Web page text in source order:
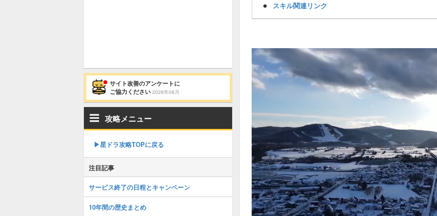
スキル関連リンク
サイト改善のアンケートに
ご協力ください 2026年08月
攻略メニュー
▶︎星ドラ攻略TOPに戻る
注目記事
サービス終了の日程とキャンペーン
10年間の歴史まとめ